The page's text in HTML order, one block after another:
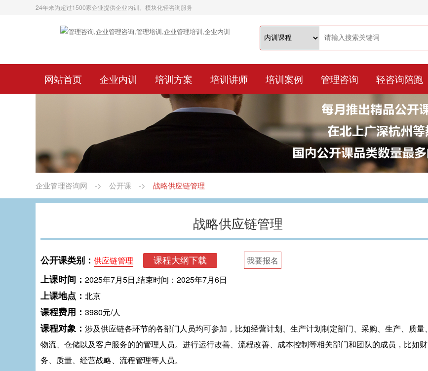
24年来为超过1500家企业提供企业内训、模块化轻咨询服务
网站首页 企业内训 培训方案 培训讲师 培训案例 管理咨询 轻咨询陪跑
企业管理咨询网 -> 公开课 -> 战略供应链管理
战略供应链管理
公开课类别： 供应链管理 我要报名
上课时间： 2025年7月5日,结束时间：2025年7月6日
上课地点： 北京
课程费用： 3980元/人
课程对象： 涉及供应链各环节的各部门人员均可参加，比如经营计划、生产计划制定部门、采购、生产、质量、
物流、仓储以及客户服务的的管理人员。进行运行改善、流程改善、成本控制等相关部门和团队的成员，比如财
务、质量、经营战略、流程管理等人员。